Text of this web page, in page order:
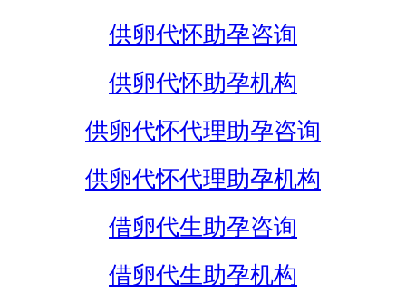
供卵代怀助孕咨询
供卵代怀助孕机构
供卵代怀代理助孕咨询
供卵代怀代理助孕机构
借卵代生助孕咨询
借卵代生助孕机构